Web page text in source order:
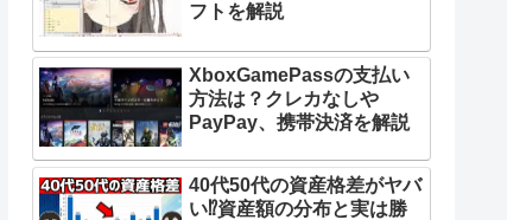
フトを解説
XboxGamePassの支払い
方法は？クレカなしや
PayPay、携帯決済を解説
40代50代の資産格差がヤバ
い⁉︎資産額の分布と実は勝